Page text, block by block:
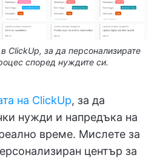
ClickUp, за да персонализирате
според нуждите си.
на ClickUp, за да
нужди и напредъка на
време. Мислете за
център за